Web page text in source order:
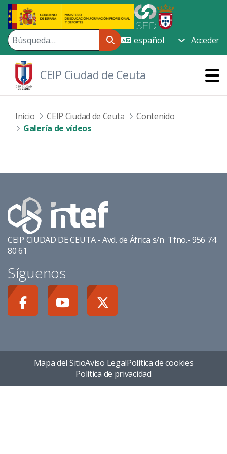
Saltar al contenido principal
Acceder
CEIP Ciudad de Ceuta
Inicio CEIP Ciudad de Ceuta
Contenido
Galería de vídeos
CEIP CIUDAD DE CEUTA - Avd. de África s/n Tfno.- 956 74
80 61
Síguenos
Mapa del SitioAviso LegalPolítica de cookies
Política de privacidad